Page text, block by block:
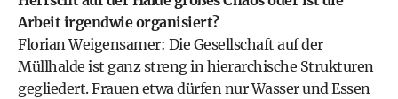
Arbeit irgendwie organisiert?
Florian Weigensamer: Die Gesellschaft auf der
Müllhalde ist ganz streng in hierarchische Strukturen
gegliedert. Frauen etwa dürfen nur Wasser und Essen